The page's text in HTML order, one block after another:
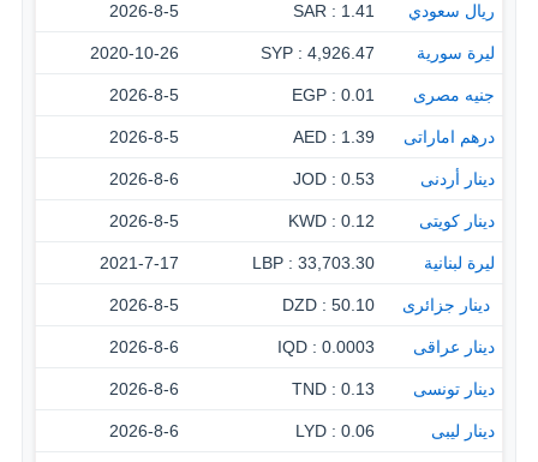
ريال سعودي 1.41 : SAR
2026-8-5
ليرة سورية 4,926.47 : SYP
2020-10-26
جنيه مصرى 0.01 : EGP
2026-8-5
درهم اماراتى 1.39 : AED
2026-8-5
دينار أردنى 0.53 : JOD
2026-8-6
دينار كويتى 0.12 : KWD
2026-8-5
ليرة لبنانية 33,703.30 : LBP
2021-7-17
‏ دينار جزائرى 50.10 : DZD
2026-8-5
دينار عراقى 0.0003 : IQD
2026-8-6
دينار تونسى 0.13 : TND
2026-8-6
دينار ليبى 0.06 : LYD
2026-8-6